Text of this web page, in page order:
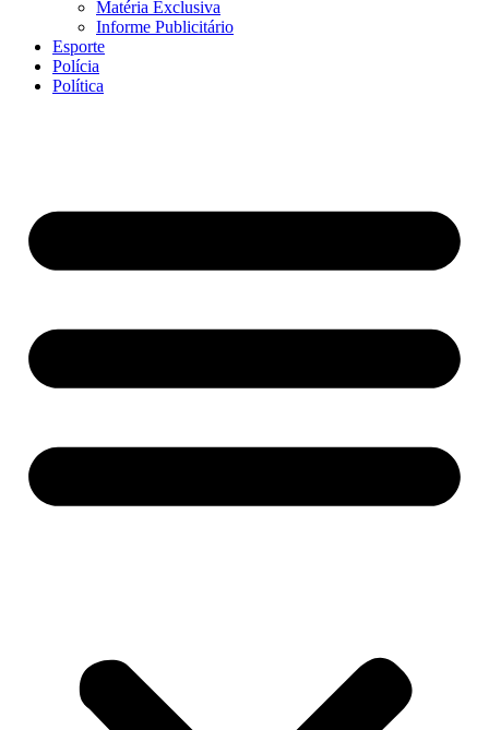
Matéria Exclusiva
Informe Publicitário
Esporte
Polícia
Política